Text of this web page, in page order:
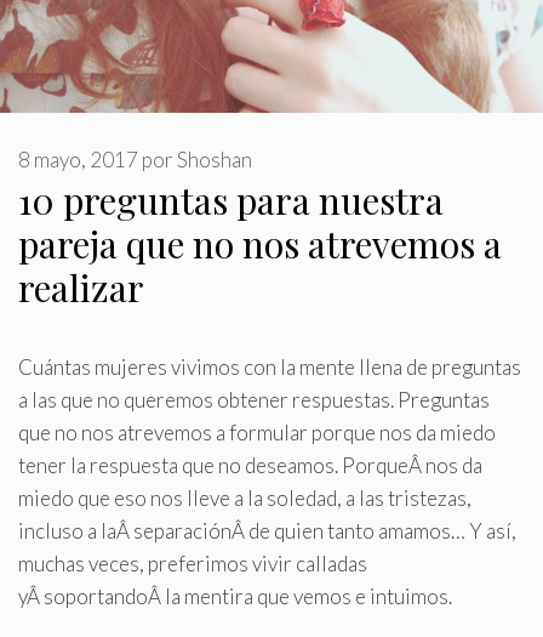
10 preguntas para nuestra
pareja que no nos atrevemos a
realizar
8 mayo, 2017 porShoshan
Cuántas mujeres vivimos con la mente llena de preguntas
a las que no queremos obtener respuestas. Preguntas
que no nos atrevemos a formular porque nos da miedo
tener la respuesta que no deseamos. PorqueÂ nos da
miedo que eso nos lleve a la soledad, a las tristezas,
incluso a laÂ separaciónÂ de quien tanto amamos… Y así,
muchas veces, preferimos vivir calladas
yÂ soportandoÂ la mentira que vemos e intuimos.